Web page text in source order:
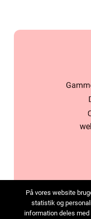
På vores website
statistik og
information deles